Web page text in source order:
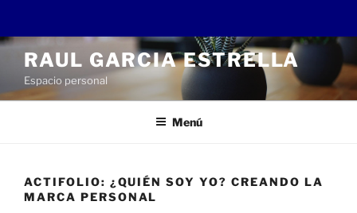
Saltar
contenido
RAUL GARCIA ESTRELLA
Espacio personal
Menú
ACTIFOLIO: ¿QUIÉN SOY YO? CREANDO LA
MARCA PERSONAL